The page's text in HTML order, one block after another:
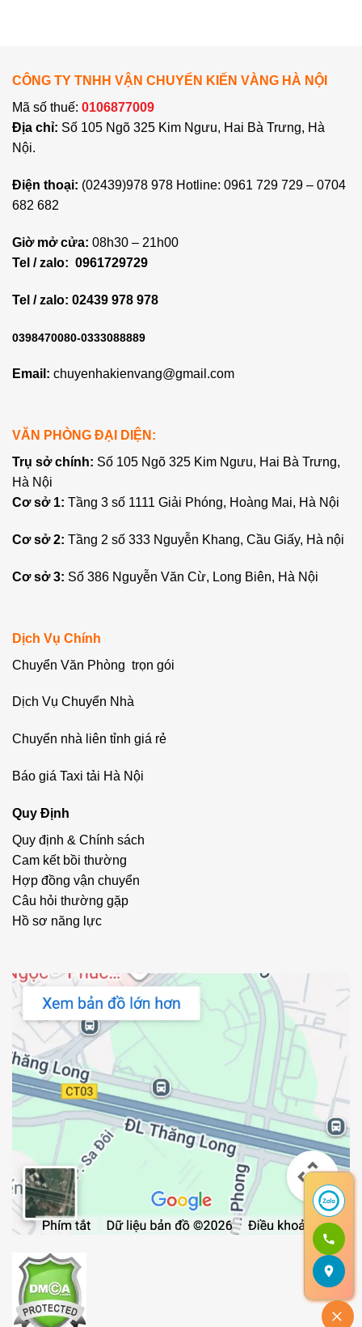
CÔNG TY TNHH VẬN CHUYỂN KIẾN VÀNG HÀ NỘI
Mã số thuế: 0106877009
Địa chỉ: Số 105 Ngõ 325 Kim Ngưu, Hai Bà Trưng, Hà
Nội.
Điện thoại: (02439)978 978 Hotline: 0961 729 729 – 0704
682 682
Giờ mở cửa: 08h30 – 21h00
Tel / zalo: 0961729729
Tel / zalo: 02439 978 978
0398470080-0333088889
Email: chuyenhakienvang@gmail.com
VĂN PHÒNG ĐẠI DIỆN:
Trụ sở chính: Số 105 Ngõ 325 Kim Ngưu, Hai Bà Trưng,
Hà Nội
Cơ sở 1: Tầng 3 số 1111 Giải Phóng, Hoàng Mai, Hà Nội
Cơ sở 2: Tầng 2 số 333 Nguyễn Khang, Cầu Giấy, Hà nội
Cơ sở 3: Số 386 Nguyễn Văn Cừ, Long Biên, Hà Nội
Dịch Vụ Chính
Chuyển Văn Phòng trọn gói
Dịch Vụ Chuyển Nhà
Chuyển nhà liên tỉnh giá rẻ
Báo giá Taxi tải Hà Nội
Quy Định
Quy định & Chính sách
Cam kết bồi thường
Hợp đồng vận chuyển
Câu hỏi thường gặp
Hồ sơ năng lực